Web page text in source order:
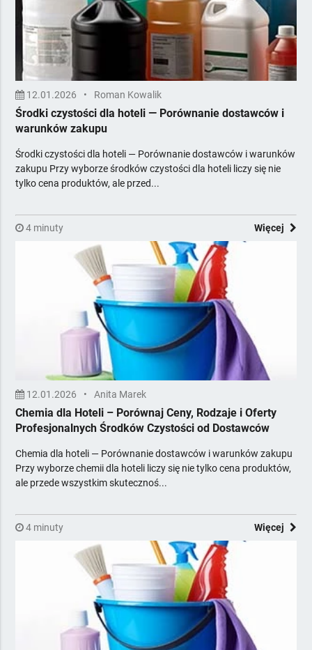
12.01.2026 • Roman Kowalik
Środki czystości dla hoteli — Porównanie dostawców i
warunków zakupu
Środki czystości dla hoteli — Porównanie dostawców i warunków
zakupu Przy wyborze środków czystości dla hoteli liczy się nie
tylko cena produktów, ale przed...
4 minuty Więcej
12.01.2026 • Anita Marek
Chemia dla Hoteli – Porównaj Ceny, Rodzaje i Oferty
Profesjonalnych Środków Czystości od Dostawców
Chemia dla hoteli — Porównanie dostawców i warunków zakupu
Przy wyborze chemii dla hoteli liczy się nie tylko cena produktów,
ale przede wszystkim skutecznoś...
4 minuty Więcej